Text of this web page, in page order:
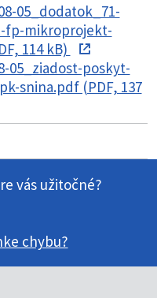
05_dodatok_71-
fp-mikroprojekt-
114 kB)
05_ziadost-poskyt-
snina.pdf (PDF, 137
vás užitočné?
chybu?